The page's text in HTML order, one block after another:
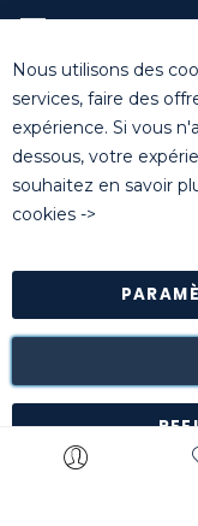
+32 (0)14 44 22
© Killgerm
générales de vente
Retour des
suivant leur
notre
*à
Nous utilisons des
services, faire des
expérience. Si vous
dessous, votre
souhaitez en savoir
cookies ->